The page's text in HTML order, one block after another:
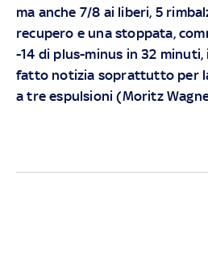
ma anche 7/8 ai liberi, 5
recupero e una stoppata,
-14 di plus-minus in 32
fatto notizia soprattutto per
a tre espulsioni (Moritz